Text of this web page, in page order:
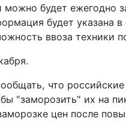
будет ежегодно
будет указана
ввоза техники
что
"заморозить" их на
цен после